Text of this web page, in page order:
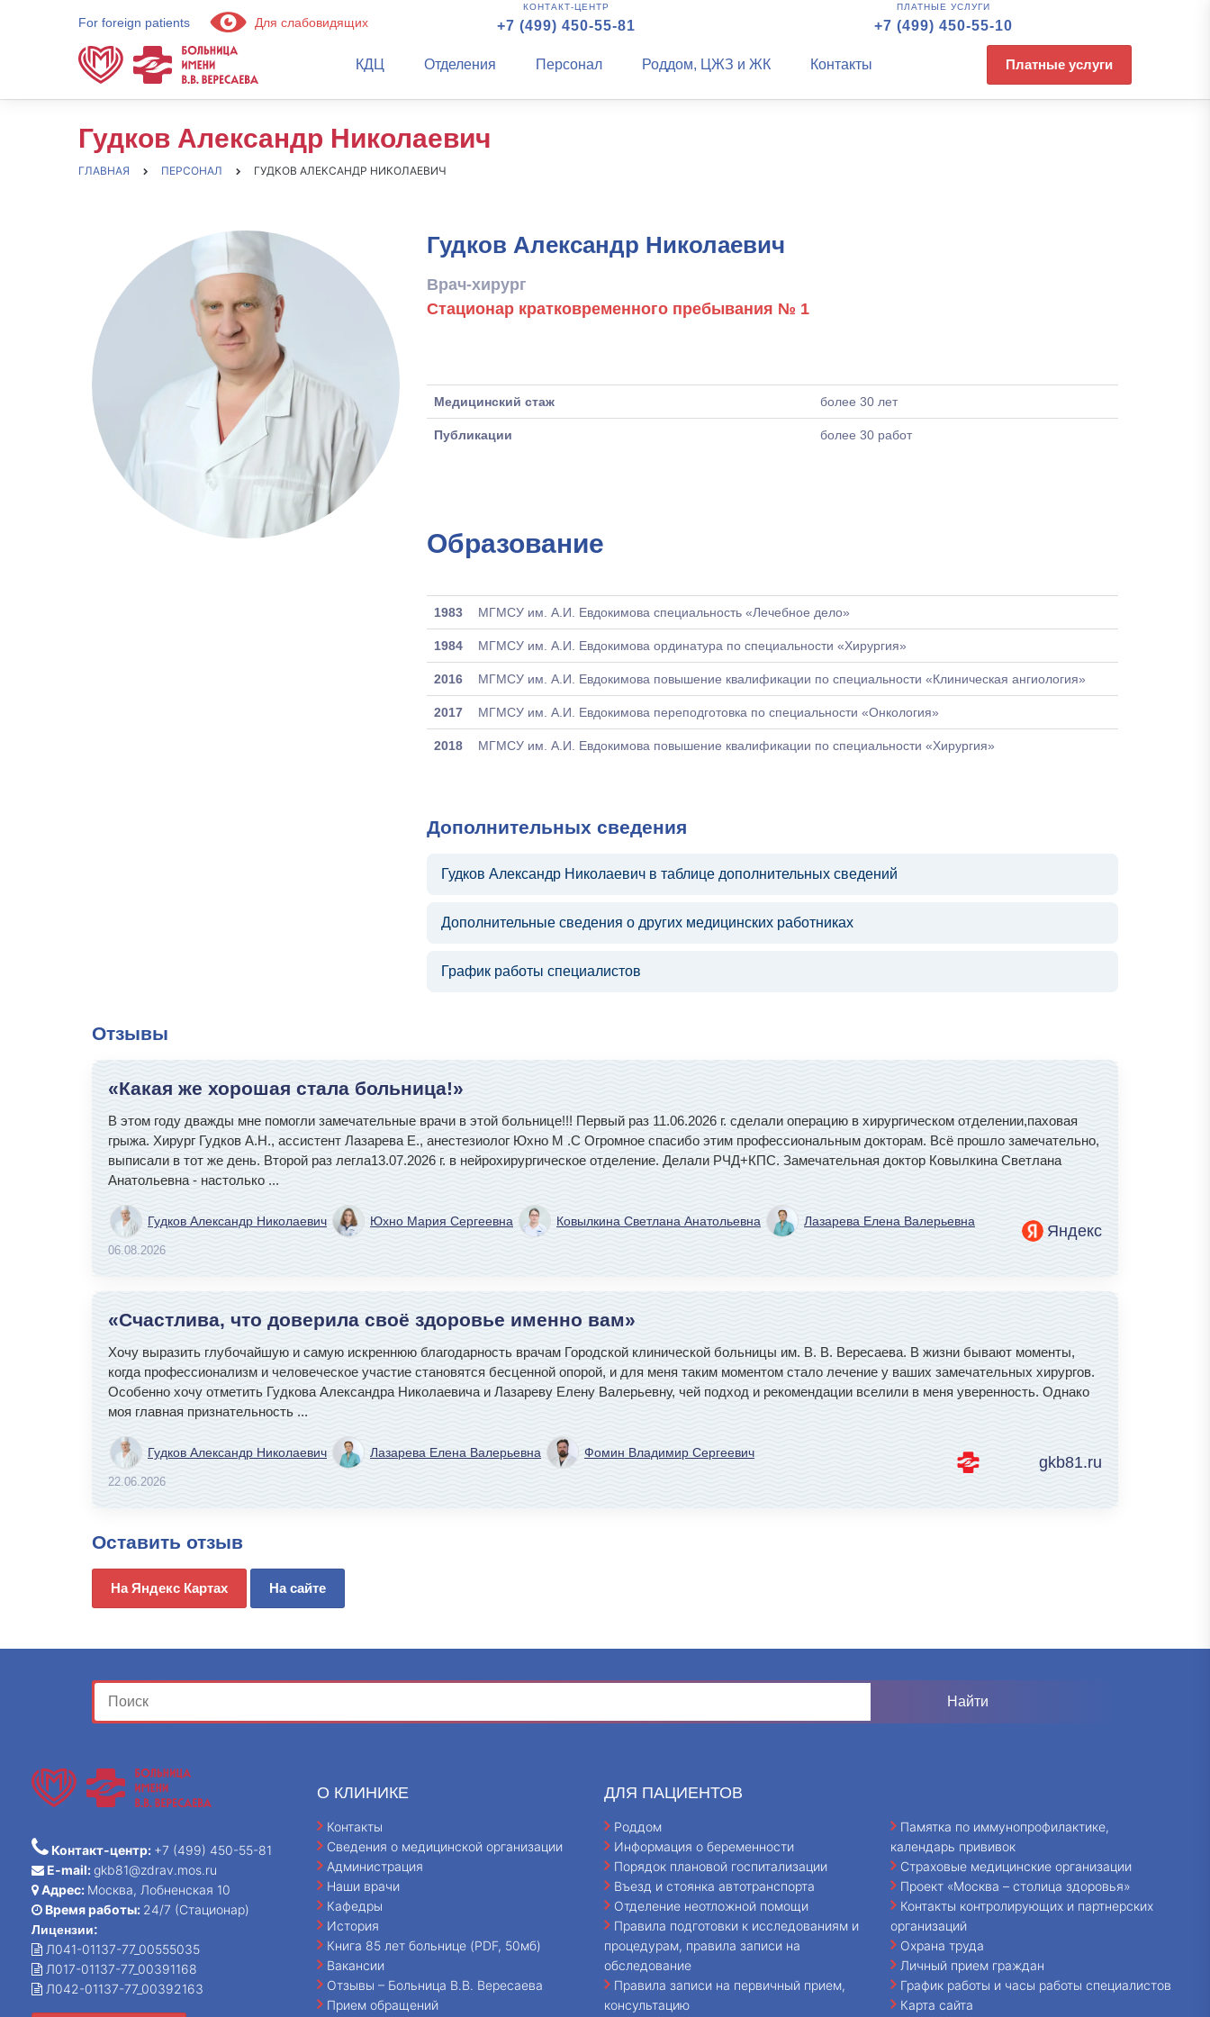
For foreign patients Для слабовидящих
КОНТАКТ-ЦЕНТР
+7 (499) 450-55-81
ПЛАТНЫЕ УСЛУГИ
+7 (499) 450-55-10
КДЦ Отделения Персонал Роддом, ЦЖЗ и ЖК Контакты Платные услуги
Гудков Александр Николаевич
ГЛАВНАЯ ПЕРСОНАЛ ГУДКОВ АЛЕКСАНДР НИКОЛАЕВИЧ
Гудков Александр Николаевич
Врач-хирург
Стационар кратковременного пребывания № 1
Медицинский стаж более 30 лет
Публикации более 30 работ
Образование
1983 МГМСУ им. А.И. Евдокимова специальность «Лечебное дело»
1984 МГМСУ им. А.И. Евдокимова ординатура по специальности «Хирургия»
2016 МГМСУ им. А.И. Евдокимова повышение квалификации по специальности «Клиническая ангиология»
2017 МГМСУ им. А.И. Евдокимова переподготовка по специальности «Онкология»
2018 МГМСУ им. А.И. Евдокимова повышение квалификации по специальности «Хирургия»
Дополнительных сведения
Гудков Александр Николаевич в таблице дополнительных сведений
Дополнительные сведения о других медицинских работниках
График работы специалистов
Отзывы
«Какая же хорошая стала больница!»
В этом году дважды мне помогли замечательные врачи в этой больнице!!! Первый раз 11.06.2026 г. сделали операцию в хирургическом отделении,паховая
грыжа. Хирург Гудков А.Н., ассистент Лазарева Е., анестезиолог Юхно М .С Огромное спасибо этим профессиональным докторам. Всё прошло замечательно,
выписали в тот же день. Второй раз легла13.07.2026 г. в нейрохирургическое отделение. Делали РЧД+КПС. Замечательная доктор Ковылкина Светлана
Анатольевна - настолько ...
Гудков Александр Николаевич Юхно Мария Сергеевна Ковылкина Светлана Анатольевна Лазарева Елена Валерьевна
06.08.2026
Яндекс
«Счастлива, что доверила своё здоровье именно вам»
Хочу выразить глубочайшую и самую искреннюю благодарность врачам Городской клинической больницы им. В. В. Вересаева. В жизни бывают моменты,
когда профессионализм и человеческое участие становятся бесценной опорой, и для меня таким моментом стало лечение у ваших замечательных хирургов.
Особенно хочу отметить Гудкова Александра Николаевича и Лазареву Елену Валерьевну, чей подход и рекомендации вселили в меня уверенность. Однако
моя главная признательность ...
Гудков Александр Николаевич Лазарева Елена Валерьевна Фомин Владимир Сергеевич
22.06.2026
gkb81.ru
Оставить отзыв
На Яндекс Картах На сайте
Контакт-центр: +7 (499) 450-55-81
E-mail:gkb81@zdrav.mos.ru
Адрес: Москва, Лобненская 10
Время работы: 24/7 (Стационар)
Лицензии:
Л041-01137-77_00555035
Л017-01137-77_00391168
Л042-01137-77_00392163
О КЛИНИКЕ
Контакты
Сведения о медицинской организации
Администрация
Наши врачи
Кафедры
История
Книга 85 лет больнице (PDF, 50мб)
Вакансии
Отзывы – Больница В.В. Вересаева
Прием обращений
ДЛЯ ПАЦИЕНТОВ
Роддом
Информация о беременности
Порядок плановой госпитализации
Въезд и стоянка автотранспорта
Отделение неотложной помощи
Правила подготовки к исследованиям и
процедурам, правила записи на
обследование
Правила записи на первичный прием,
консультацию
Памятка по иммунопрофилактике,
календарь прививок
Страховые медицинские организации
Проект «Москва – столица здоровья»
Контакты контролирующих и партнерских
организаций
Охрана труда
Личный прием граждан
График работы и часы работы специалистов
Карта сайта